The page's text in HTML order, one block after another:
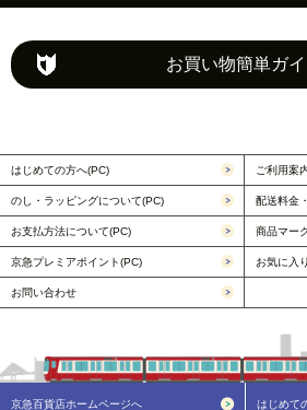
お買い物簡単ガ
はじめての方へ(PC) ご利用案
のし・ラッピングについて(PC) 配送料金
お支払方法について(PC) 商品マー
京急プレミアポイント(PC) お気に入
お問い合わせ
京急百貨店ホームページへ はじめて